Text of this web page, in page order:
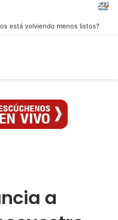
Groenlandia lanza una fuerte advertencia a empresa petrolera vinculada a Trump
a